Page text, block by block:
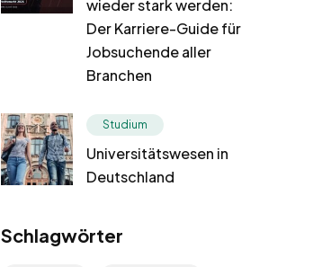
wieder stark werden:
Der Karriere-Guide für
Jobsuchende aller
Branchen
Studium
Universitätswesen in
Deutschland
Schlagwörter